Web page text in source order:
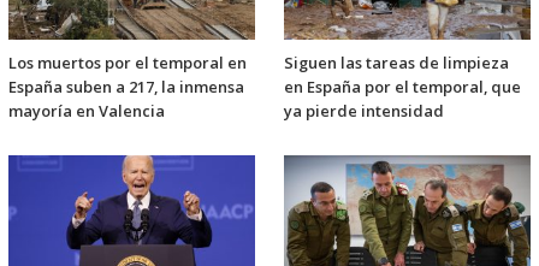
Los muertos por el temporal en
España suben a 217, la inmensa
mayoría en Valencia
Siguen las tareas de limpieza
en España por el temporal, que
ya pierde intensidad